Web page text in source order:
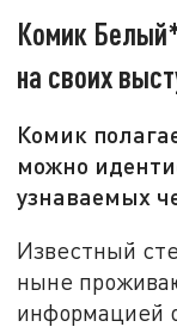
Комик
на своих
Комик
можно
узнаваемых
Известный
ныне
информацией